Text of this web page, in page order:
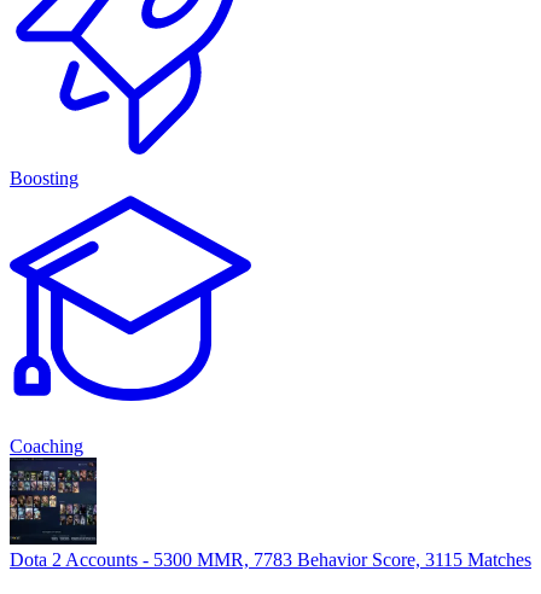
Boosting
Coaching
Dota 2 Accounts - 5300 MMR, 7783 Behavior Score, 3115 Matches